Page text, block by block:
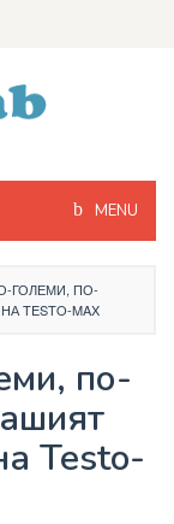
MENU
ГОЛЕМИ, ПО-
TESTO-MAX
по-
Testo-